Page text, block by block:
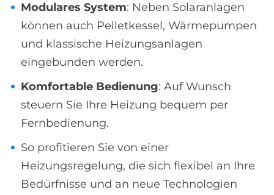
Modulares System: Neben Solaranlagen
können auch Pelletkessel, Wärmepumpen
und klassische Heizungsanlagen
eingebunden werden.
Komfortable Bedienung: Auf Wunsch
steuern Sie Ihre Heizung bequem per
Fernbedienung.
So profitieren Sie von einer
Heizungsregelung, die sich flexibel an Ihre
Bedürfnisse und an neue Technologien